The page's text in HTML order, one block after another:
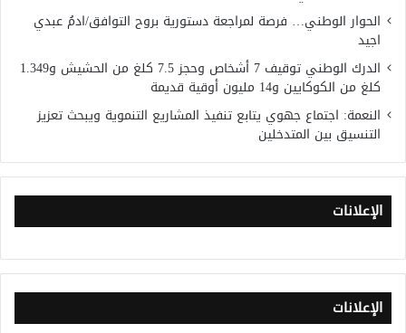
الحوار الوطني… فرصة لمراجعة دستورية بروح التوافق/ادمُ عبدي
اجيد
الدرك الوطني توقيف 7 أشخاص وحجز 7.5 كلغ من الحشيش و1.349
كلغ من الكوكايين و14 مليون أوقية قديمة
النعمة: اجتماع جهوي يتابع تنفيذ المشاريع التنموية ويبحث تعزيز
التنسيق بين المتدخلين
الإعلانات
الإعلانات